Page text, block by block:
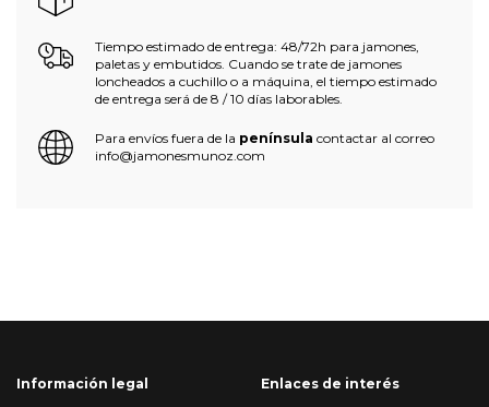
Tiempo estimado de entrega: 48/72h para jamones,
paletas y embutidos. Cuando se trate de jamones
loncheados a cuchillo o a máquina, el tiempo estimado
de entrega será de 8 / 10 días laborables.
Para envíos fuera de la península contactar al correo
info@jamonesmunoz.com
Información legal Enlaces de interés